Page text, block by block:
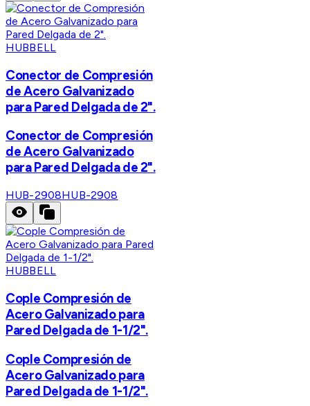
HUBBELL
Conector de Compresión
de Acero Galvanizado
para Pared Delgada de 2".
Conector de Compresión
de Acero Galvanizado
para Pared Delgada de 2".
HUB-2908HUB-2908
HUBBELL
Cople Compresión de
Acero Galvanizado para
Pared Delgada de 1-1/2".
Cople Compresión de
Acero Galvanizado para
Pared Delgada de 1-1/2".